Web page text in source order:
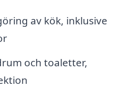
av kök, inklusive
och toaletter,